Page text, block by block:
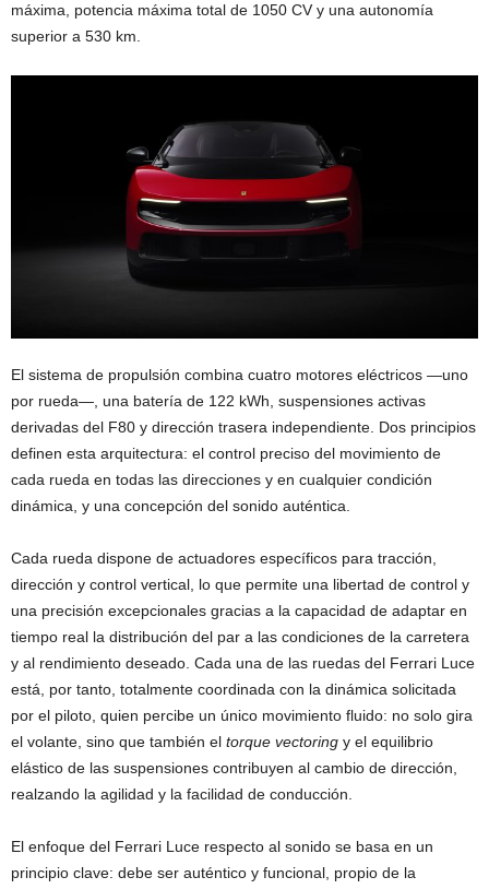
máxima, potencia máxima total de 1050 CV y una autonomía
superior a 530 km.
El sistema de propulsión combina cuatro motores eléctricos —uno
por rueda—, una batería de 122 kWh, suspensiones activas
derivadas del F80 y dirección trasera independiente. Dos principios
definen esta arquitectura: el control preciso del movimiento de
cada rueda en todas las direcciones y en cualquier condición
dinámica, y una concepción del sonido auténtica.
Cada rueda dispone de actuadores específicos para tracción,
dirección y control vertical, lo que permite una libertad de control y
una precisión excepcionales gracias a la capacidad de adaptar en
tiempo real la distribución del par a las condiciones de la carretera
y al rendimiento deseado. Cada una de las ruedas del Ferrari Luce
está, por tanto, totalmente coordinada con la dinámica solicitada
por el piloto, quien percibe un único movimiento fluido: no solo gira
el volante, sino que también el torque vectoring y el equilibrio
elástico de las suspensiones contribuyen al cambio de dirección,
realzando la agilidad y la facilidad de conducción.
El enfoque del Ferrari Luce respecto al sonido se basa en un
principio clave: debe ser auténtico y funcional, propio de la